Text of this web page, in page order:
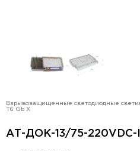
Взрывозащищенные светодиодные
T6 Gb X
АТ-ДОК-13/75-220VDC-